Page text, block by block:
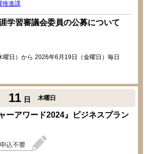
推進課
学習審議会委員の公募について
日）から 2026年6月19日（金曜日）毎日
11 日 木曜日
ーアワード2024』ビジネスプラン